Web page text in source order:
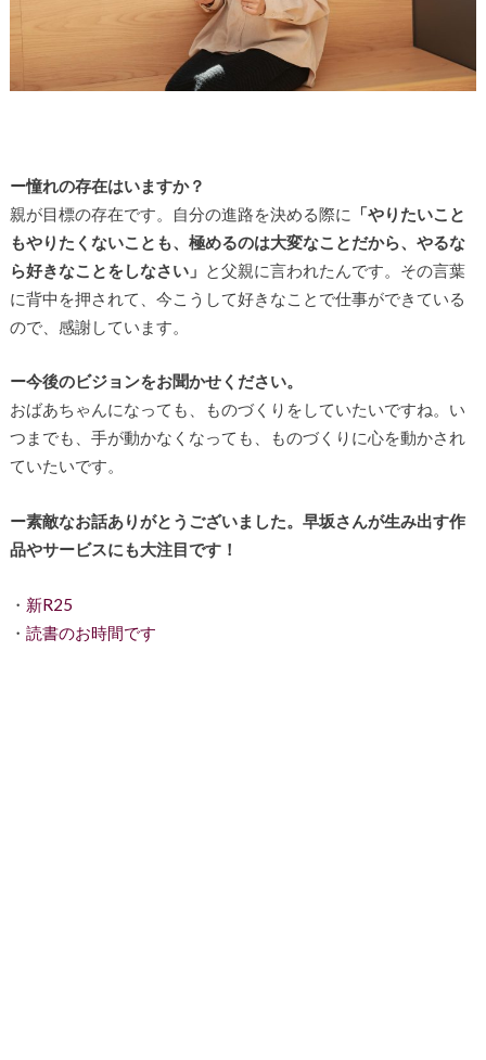
ー憧れの存在はいますか？
親が目標の存在です。自分の進路を決める際に
「やりたいこと
もやりたくないことも、極めるのは大変なことだから、やるな
ら好きなことをしなさい」 と父親に言われたんです。その言葉
に背中を押されて、今こうして好きなことで仕事ができている
ので、感謝しています。
ー今後のビジョンをお聞かせください。
おばあちゃんになっても、ものづくりをしていたいですね。い
つまでも、手が動かなくなっても、ものづくりに心を動かされ
ていたいです。
ー素敵なお話ありがとうございました。早坂さんが生み出す作
品やサービスにも大注目です！
・ 新R25
・ 読書のお時間です